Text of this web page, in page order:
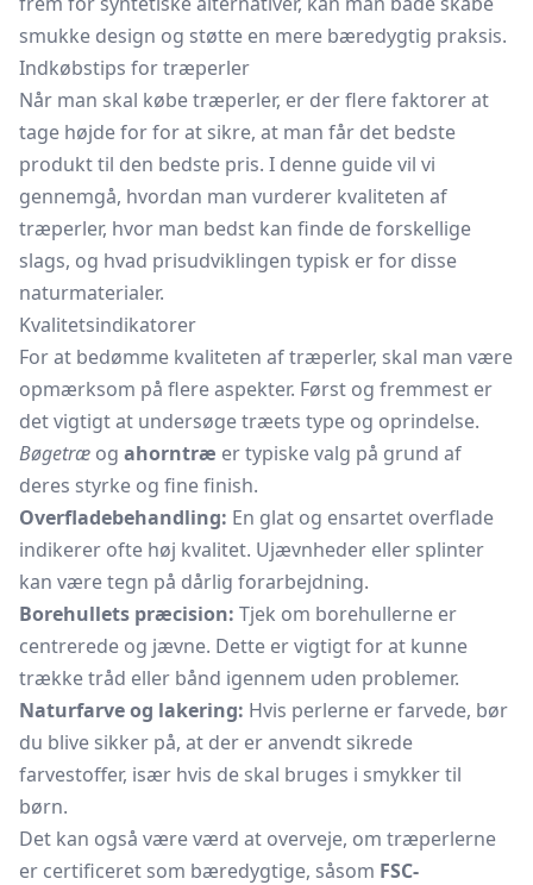
smukke design og støtte en mere bæredygtig praksis.
Indkøbstips for træperler
Når man skal købe træperler, er der flere faktorer at
tage højde for for at sikre, at man får det bedste
produkt til den bedste pris. I denne guide vil vi
gennemgå, hvordan man vurderer kvaliteten af
træperler, hvor man bedst kan finde de forskellige
slags, og hvad prisudviklingen typisk er for disse
naturmaterialer.
Kvalitetsindikatorer
For at bedømme kvaliteten af træperler, skal man være
opmærksom på flere aspekter. Først og fremmest er
det vigtigt at undersøge træets type og oprindelse.
Bøgetræ og ahorntræ er typiske valg på grund af
deres styrke og fine finish.
Overfladebehandling: En glat og ensartet overflade
indikerer ofte høj kvalitet. Ujævnheder eller splinter
kan være tegn på dårlig forarbejdning.
Borehullets præcision: Tjek om borehullerne er
centrerede og jævne. Dette er vigtigt for at kunne
trække tråd eller bånd igennem uden problemer.
Naturfarve og lakering: Hvis perlerne er farvede, bør
du blive sikker på, at der er anvendt sikrede
farvestoffer, især hvis de skal bruges i smykker til
børn.
Det kan også være værd at overveje, om træperlerne
er certificeret som bæredygtige, såsom FSC-